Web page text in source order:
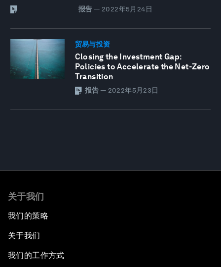
报告 — 2022年5月24日
贸易与投资
Closing the Investment Gap:
Policies to Accelerate the Net-Zero
Transition
报告 — 2022年5月23日
关于我们
我们的策略
关于我们
我们的工作方式